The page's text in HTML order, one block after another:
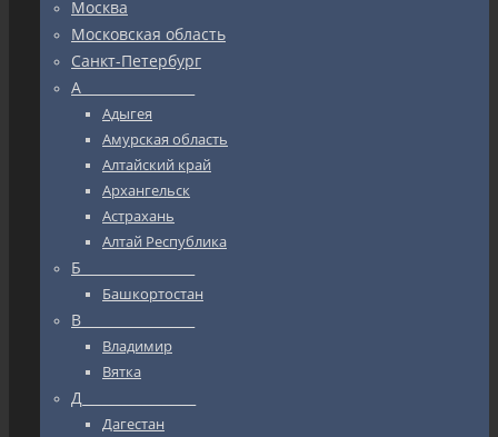
Москва
Московская область
Санкт-Петербург
А_________________
Адыгея
Амурская область
Алтайский край
Архангельск
Астрахань
Алтай Республика
Б_________________
Башкортостан
В_________________
Владимир
Вятка
Д_________________
Дагестан